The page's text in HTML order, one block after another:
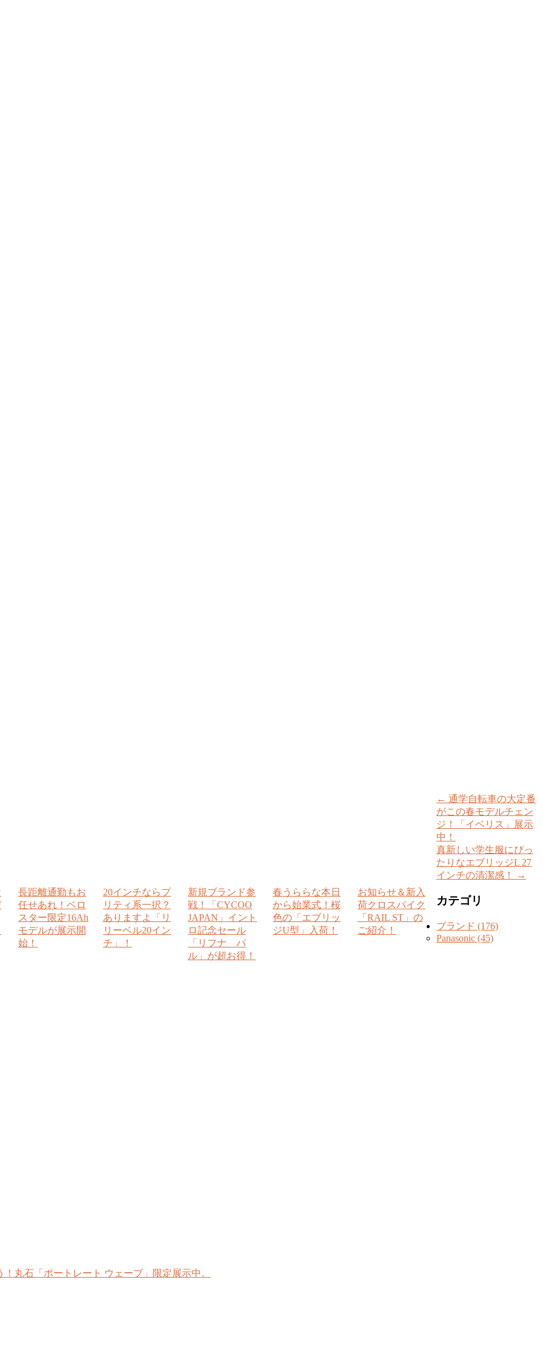
長距離通勤もお
任せあれ！ベロ
スター限定16Ah
モデルが展示開
始！
20インチならプ
リティ系一択？
ありますよ「リ
リーベル20イン
チ」！
新規ブランド参
戦！「CYCOO
JAPAN」イント
ロ記念セール
「リフナ パ
ル」が超お得！
春うららな本日
から始業式！桜
色の「エブリッ
ジU型」入荷！
お知らせ＆新入
荷クロスバイク
「RAIL ST」の
ご紹介！
← 通学自転車の大定番
がこの春モデルチェン
ジ！「イベリス」展示
中！
真新しい学生服にぴっ
たりなエブリッジL 27
インチの清潔感！
→
カテゴリ
ブランド (176)
Panasonic (45)
丸石「ポートレート ウェーブ」限定展示中。